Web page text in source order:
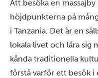
Att besöka en
höjdpunkterna på
i Tanzania. Det är en
lokala livet och lära sig
kända traditionella
förstå varför ett besök i